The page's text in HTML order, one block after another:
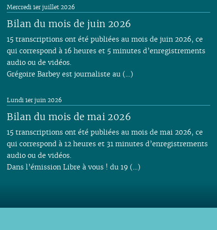
Bilan du mois de juin 2026
Mercredi 1er juillet 2026
15 transcriptions ont été publiées au mois de juin 2026, ce
qui correspond à 16 heures et 5 minutes d’enregistrements
audio ou de vidéos.
Grégoire Barbey est journaliste au (…)
Bilan du mois de mai 2026
Lundi 1er juin 2026
15 transcriptions ont été publiées au mois de mai 2026, ce
qui correspond à 12 heures et 31 minutes d’enregistrements
audio ou de vidéos.
Dans l’émission Libre à vous ! du 19 (…)